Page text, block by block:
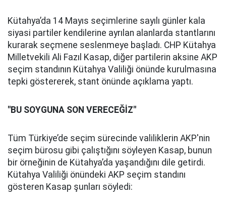
Kütahya’da 14 Mayıs seçimlerine sayılı günler kala
siyasi partiler kendilerine ayrılan alanlarda stantlarını
kurarak seçmene seslenmeye başladı. CHP Kütahya
Milletvekili Ali Fazıl Kasap, diğer partilerin aksine AKP
seçim standının Kütahya Valiliği önünde kurulmasına
tepki göstererek, stant önünde açıklama yaptı.
"BU SOYGUNA SON VERECEĞİZ"
Tüm Türkiye’de seçim sürecinde valiliklerin AKP'nin
seçim bürosu gibi çalıştığını söyleyen Kasap, bunun
bir örneğinin de Kütahya’da yaşandığını dile getirdi.
Kütahya Valiliği önündeki AKP seçim standını
gösteren Kasap şunları söyledi: